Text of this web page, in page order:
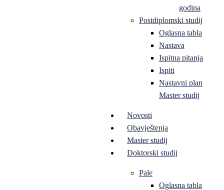
godina
Postdiplomski studij
Oglasna tabla
Nastava
Ispitna pitanja
Ispiti
Nastavni plan
Master studij
Novosti
Obavještenja
Master studij
Doktorski studij
Pale
Oglasna tabla